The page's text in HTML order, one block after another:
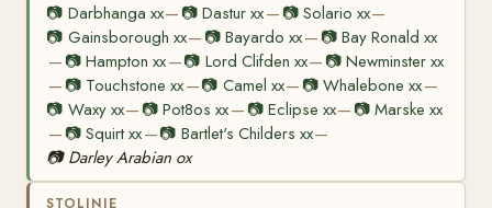
📷 Darbhanga xx— 📷Dastur xx— 📷 Solario xx—
📷 Gainsborough xx— 📷Bayardo xx— 📷 Bay Ronald xx
— 📷Hampton xx—📷 Lord Clifden xx— 📷Newminster xx
— 📷 Touchstone xx—📷 Camel xx— 📷Whalebone xx—
📷 Waxy xx— 📷Pot8os xx— 📷 Eclipse xx— 📷 Marske xx
— 📷Squirt xx—📷 Bartlet's Childers xx—
📷 Darley Arabian ox
STOLINJE